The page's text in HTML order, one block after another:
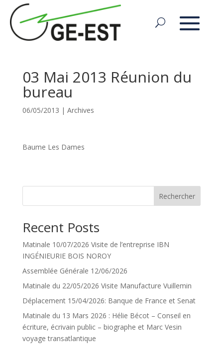
03 Mai 2013 Réunion du
bureau
06/05/2013 | Archives
Baume Les Dames
Rechercher
Recent Posts
Matinale 10/07/2026 Visite de l’entreprise IBN
INGÉNIEURIE BOIS NOROY
Assemblée Générale 12/06/2026
Matinale du 22/05/2026 Visite Manufacture Vuillemin
Déplacement 15/04/2026: Banque de France et Senat
Matinale du 13 Mars 2026 : Hélie Bécot – Conseil en
écriture, écrivain public – biographe et Marc Vesin
voyage transatlantique